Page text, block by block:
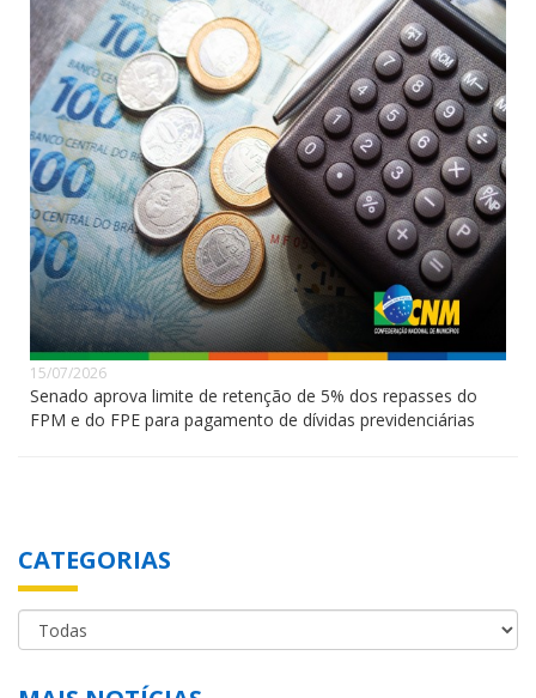
15/07/2026
Senado aprova limite de retenção de 5% dos repasses do
FPM e do FPE para pagamento de dívidas previdenciárias
CATEGORIAS